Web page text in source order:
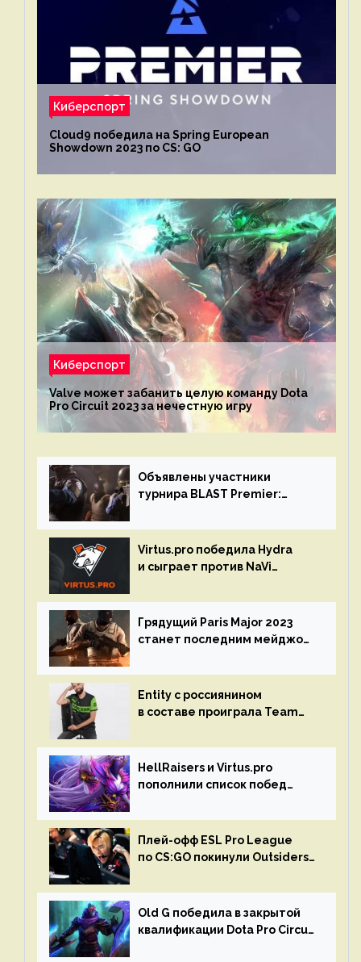
Киберспорт
Cloud9 победила на Spring European
Showdown 2023 по CS: GO
Киберспорт
Valve может забанить целую команду Dota
Pro Circuit 2023 за нечестную игру
Объявлены участники
турнира BLAST Premier:
Virtus.pro победила Hydra
и сыграет против NaVi
Грядущий Paris Major 2023
станет последним мейджор-
Entity с россиянином
в составе проиграла Team
HellRaisers и Virtus.pro
пополнили список побед
Плей-офф ESL Pro League
по CS:GO покинули Outsiders
Old G победила в закрытой
квалификации Dota Pro Circuit